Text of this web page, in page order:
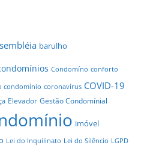
barulho
Condomíno conforto
condomínio coronavírus COVID-19
Elevador Gestão Condomínial
imóvel
Lei do Inquilinato Lei do Silêncio LGPD